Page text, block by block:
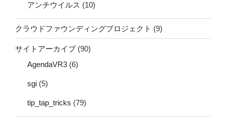
アンチウイルス (10)
クラウドファウンディングプロジェクト (9)
サイトアーカイブ (90)
AgendaVR3 (6)
sgi (5)
tip_tap_tricks (79)